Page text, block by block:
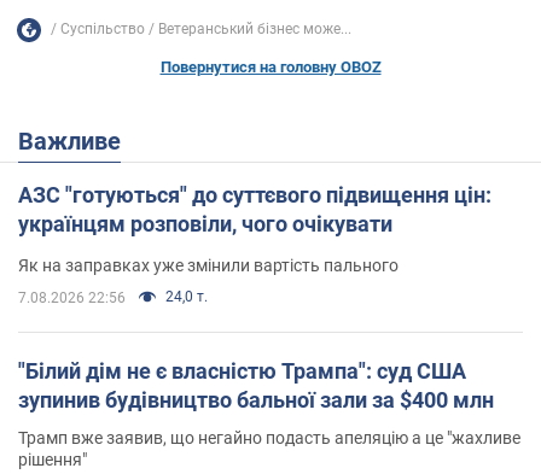
Суспільство Ветеранський бізнес може...
Повернутися на головну OBOZ
Важливе
АЗС "готуються" до суттєвого підвищення цін:
українцям розповіли, чого очікувати
Як на заправках уже змінили вартість пального
7.08.2026 22:56 24,0 т.
"Білий дім не є власністю Трампа": суд США
зупинив будівництво бальної зали за $400 млн
Трамп вже заявив, що негайно подасть апеляцію а це "жахливе
рішення"